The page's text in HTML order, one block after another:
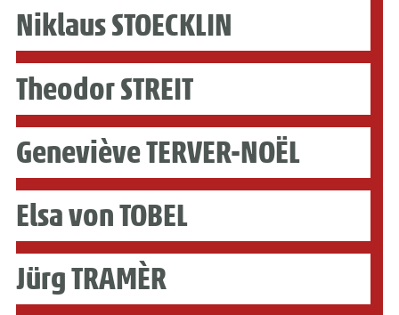
Niklaus STOECKLIN
Theodor STREIT
Geneviève TERVER-NOËL
Elsa von TOBEL
Jürg TRAMÈR